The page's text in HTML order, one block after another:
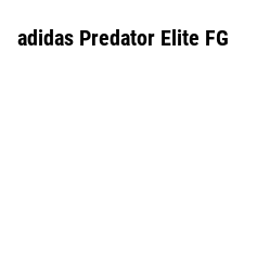
adidas Predator Elite FG